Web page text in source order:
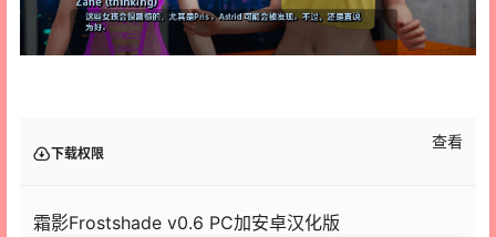
下载权限
查看
霜影Frostshade v0.6 PC加安卓汉化版